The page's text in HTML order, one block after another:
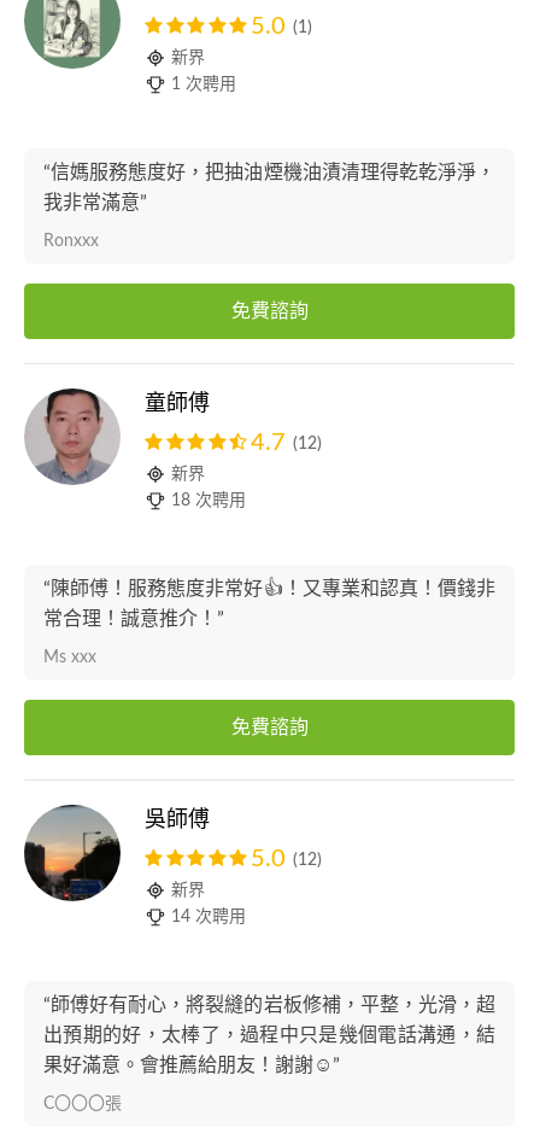
5.0 (1)
新界
1 次聘用
“信媽服務態度好，把抽油煙機油漬清理得乾乾淨淨，
我非常滿意”
Ronxxx
免費諮詢
童師傅
4.7 (12)
新界
18 次聘用
“陳師傅！服務態度非常好👍！又專業和認真！價錢非
常合理！誠意推介！”
Ms xxx
免費諮詢
吳師傅
5.0 (12)
新界
14 次聘用
“師傅好有耐心，將裂縫的岩板修補，平整，光滑，超
出預期的好，太棒了，過程中只是幾個電話溝通，結
果好滿意。會推薦給朋友！謝謝☺️”
C〇〇〇張